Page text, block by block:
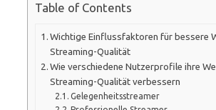
Table of Contents
Wichtige Einflussfaktoren für bessere
Streaming-Qualität
Wie verschiedene Nutzerprofile ihre
Streaming-Qualität verbessern
Gelegenheitsstreamer